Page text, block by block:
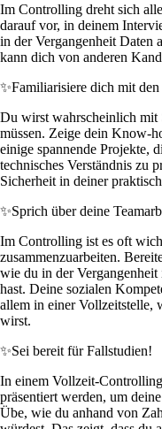
Im Controlling dreht sich
darauf vor, in deinem
in der Vergangenheit Daten
kann dich von anderen
✨Familiarisiere dich mit
Du wirst wahrscheinlich mit
müssen. Zeige dein Know-
einige spannende Projekte,
technisches Verständnis zu
Sicherheit in deiner
✨Sprich über deine
Im Controlling ist es oft
zusammenzuarbeiten.
wie du in der
hast. Deine sozialen
allem in einer Vollzeitstelle,
wirst.
✨Sei bereit für Fallstudien!
In einem Vollzeit-
präsentiert werden, um
Übe, wie du anhand von